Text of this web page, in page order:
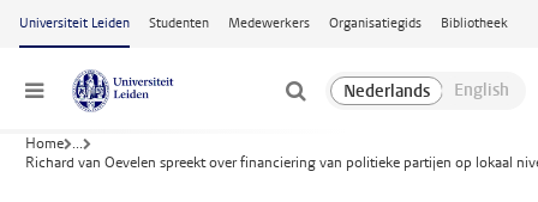
Ga naar hoofdinhoud
Universiteit Leiden Studenten Medewerkers Organisatiegids Bibliotheek
Menu
Home ...
Richard van Oevelen spreekt over financiering van politieke partijen op lokaal